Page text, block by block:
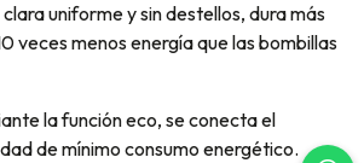
uniforme y sin destellos, dura más
veces menos energía que las bombillas
la función eco, se conecta el
de mínimo consumo energético.